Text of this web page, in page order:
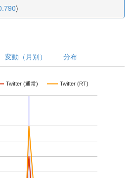
)
変動（月別） 分布
Twitter (通常) Twitter (RT)